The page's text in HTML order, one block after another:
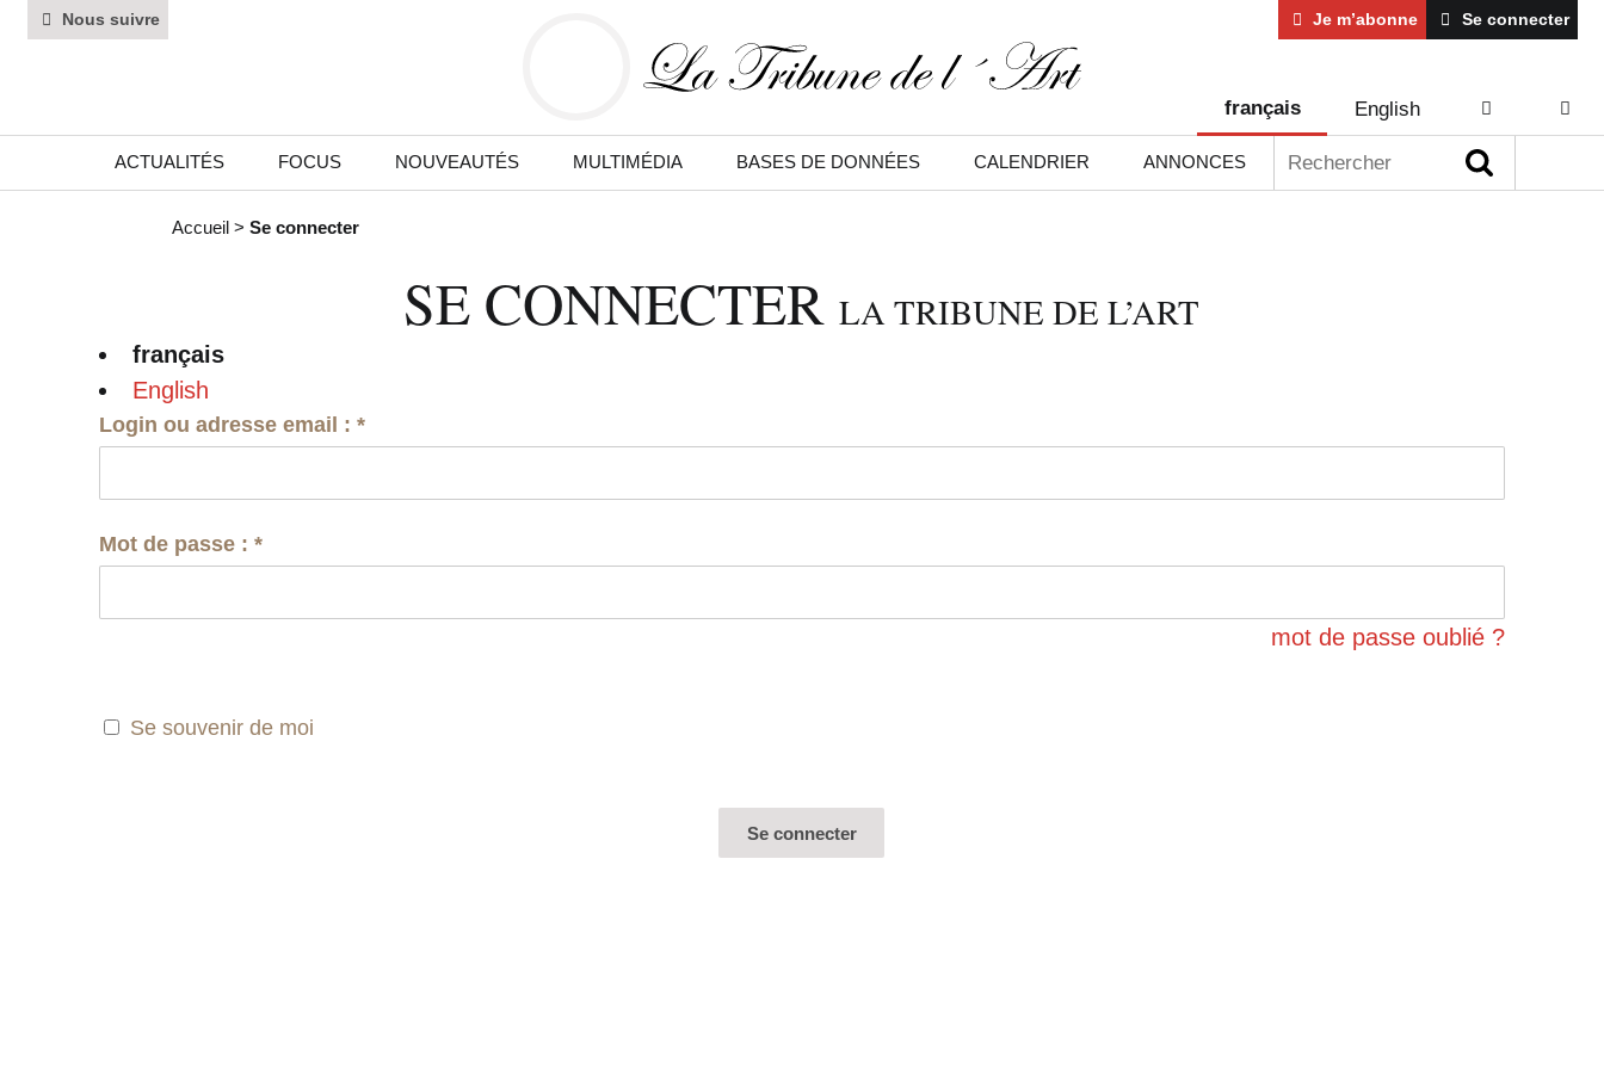
Nous suivre Je m’abonne Se connecter
ACTUALITÉS FOCUS NOUVEAUTÉS MULTIMÉDIA BASES DE DONNÉES CALENDRIER ANNONCES
français English AIDE
Accueil > Se connecter
SE CONNECTERLA TRIBUNE DE L’ART
français
English
Login ou adresse email :*
Mot de passe :*
mot de passe oublié ?
Se souvenir de moi